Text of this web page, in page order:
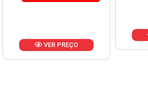
VER PREÇO